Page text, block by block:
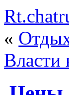
«
Власти